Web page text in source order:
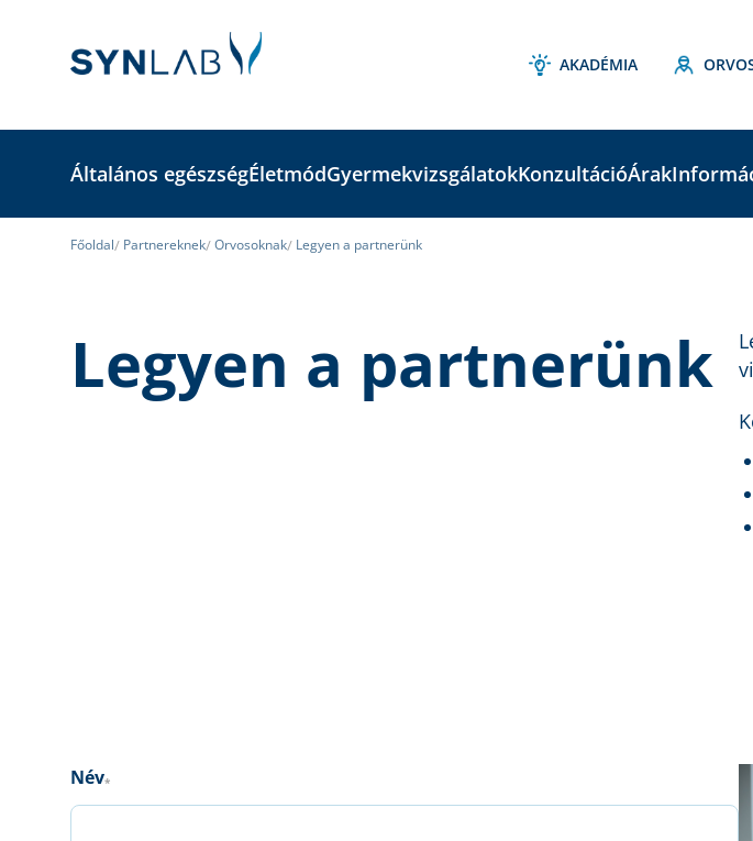
AKADÉMIA
Általános egészségÉletmódGyermekvizsgálatokKonzultációÁrak
Főoldal Partnereknek Orvosoknak Legyen a partnerünk
Legyen a partnerünk
Név*